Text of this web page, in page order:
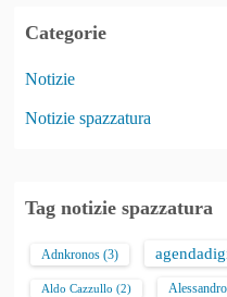
Categorie
Notizie
Notizie spazzatura
Tag notizie spazzatura
Adnkronos (3)
Aldo Cazzullo (2)